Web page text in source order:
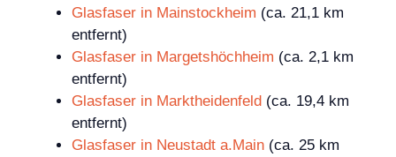
Glasfaser in Mainstockheim (ca. 21,1 km
entfernt)
Glasfaser in Margetshöchheim (ca. 2,1 km
entfernt)
Glasfaser in Marktheidenfeld (ca. 19,4 km
entfernt)
Glasfaser in Neustadt a.Main (ca. 25 km